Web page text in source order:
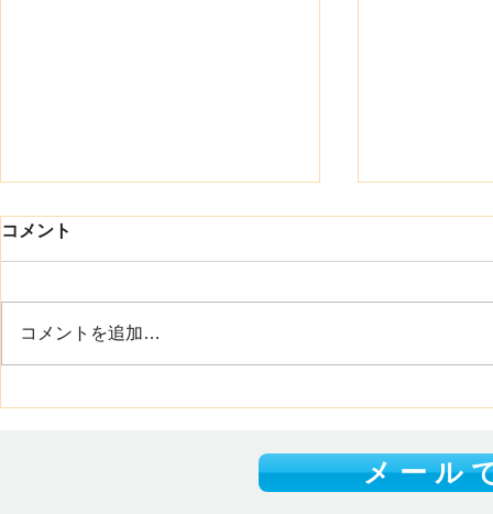
8月になりました
ワイ・トラストの渡辺です 8月に
ています こまめな水分補給や適
度な休憩を取りながら、無理のな
の場所で違った夏の魅力を楽しむ
ことができます また、県内各地
集合住宅用
コメント
コメントを追加…
メ ー ル